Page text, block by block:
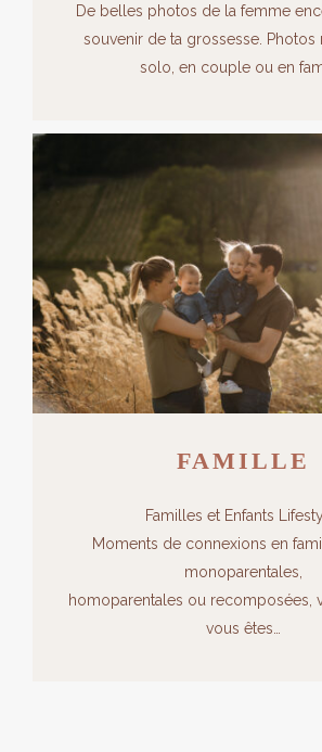
De belles photos de la femme
souvenir de ta grossesse. Photos
solo, en couple ou en
FAMILLE
Familles et Enfants
Moments de connexions en
monoparentales,
homoparentales ou recomposées,
vous êtes…